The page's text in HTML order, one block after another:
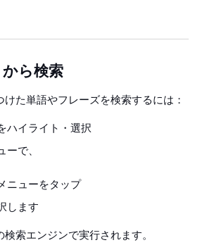
ら検索
た単語やフレーズを検索するには：
ハイライト・選択
で、
ニューをタップ
します
索エンジンで実行されます。